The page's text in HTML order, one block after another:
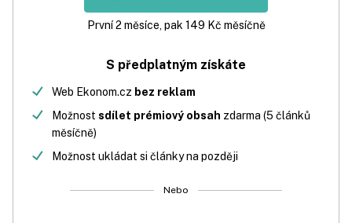
První 2 měsíce, pak 149 Kč měsíčně
S předplatným získáte
Web Ekonom.cz bez reklam
Možnost sdílet prémiový obsah zdarma (5 článků
měsíčně)
Možnost ukládat si články na později
Nebo